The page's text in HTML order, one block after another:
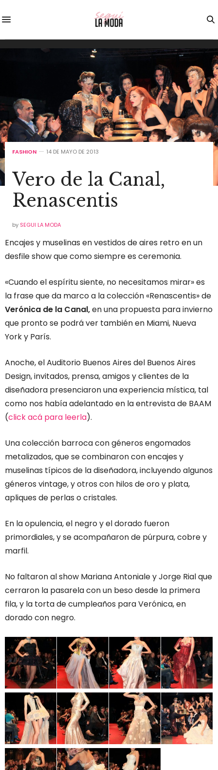
FASHION 14 DE MAYO DE 2013
Vero de la Canal,
Renascentis
by SEGUI LA MODA
Encajes y muselinas en vestidos de aires retro en un
desfile show que como siempre es ceremonia.
«Cuando el espíritu siente, no necesitamos mirar» es
la frase que da marco a la colección «Renascentis» de
Verónica de la Canal,en una propuesta para invierno
que pronto se podrá ver también en Miami, Nueva
York y París.
Anoche, el Auditorio Buenos Aires del Buenos Aires
Design, invitados, prensa, amigos y clientes de la
diseñadora presenciaron una experiencia mística, tal
como nos había adelantado en la entrevista de BAAM
(click acá para leerla).
Una colección barroca con géneros engomados
metalizados, que se combinaron con encajes y
muselinas típicos de la diseñadora, incluyendo algunos
géneros vintage, y otros con hilos de oro y plata,
apliques de perlas o cristales.
En la opulencia, el negro y el dorado fueron
primordiales, y se acompañaron de púrpura, cobre y
marfil.
No faltaron al show Mariana Antoniale y Jorge Rial que
cerraron la pasarela con un beso desde la primera
fila, y la torta de cumpleaños para Verónica, en
dorado con negro.